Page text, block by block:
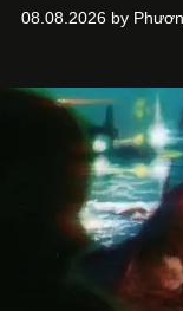
Kitchen Bar và
08.08.2026 by